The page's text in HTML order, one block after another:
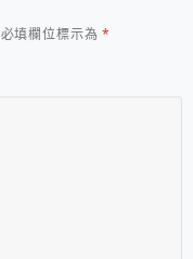
必填欄位標示為*